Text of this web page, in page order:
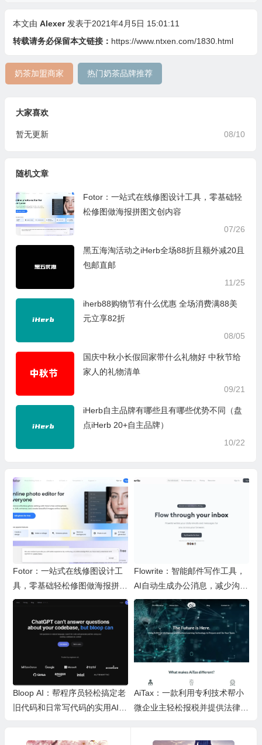
本文由 Alexer 发表于2021年4月5日 15:01:11
转载请务必保留本文链接： https://www.ntxen.com/1830.html
奶茶加盟商家 热门奶茶品牌推荐
大家喜欢
08/10
暂无更新
随机文章
Fotor：一站式在线修图设计工具，零基础轻
松修图做海报拼图文创内容
07/26
黑五海淘活动之iHerb全场88折且额外减20且
包邮直邮
11/25
iherb88购物节有什么优惠 全场消费满88美
元立享82折
08/05
国庆中秋小长假回家带什么礼物好 中秋节给
家人的礼物清单
09/21
iHerb自主品牌有哪些且有哪些优势不同（盘
点iHerb 20+自主品牌）
10/22
Fotor：一站式在线修图设计工
具，零基础轻松修图做海报拼图
文创内容
Flowrite：智能邮件写作工具，
AI自动生成办公消息，减少沟通
时间，提升办公效率
Bloop AI：帮程序员轻松搞定老
旧代码和日常写代码的实用AI小
AiTax：一款利用专利技术帮小
微企业主轻松报税并提供法律保